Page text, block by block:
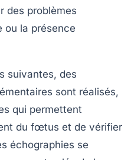
des problèmes
ou la présence
suivantes, des
sont réalisés,
qui permettent
du fœtus et de vérifier
échographies se